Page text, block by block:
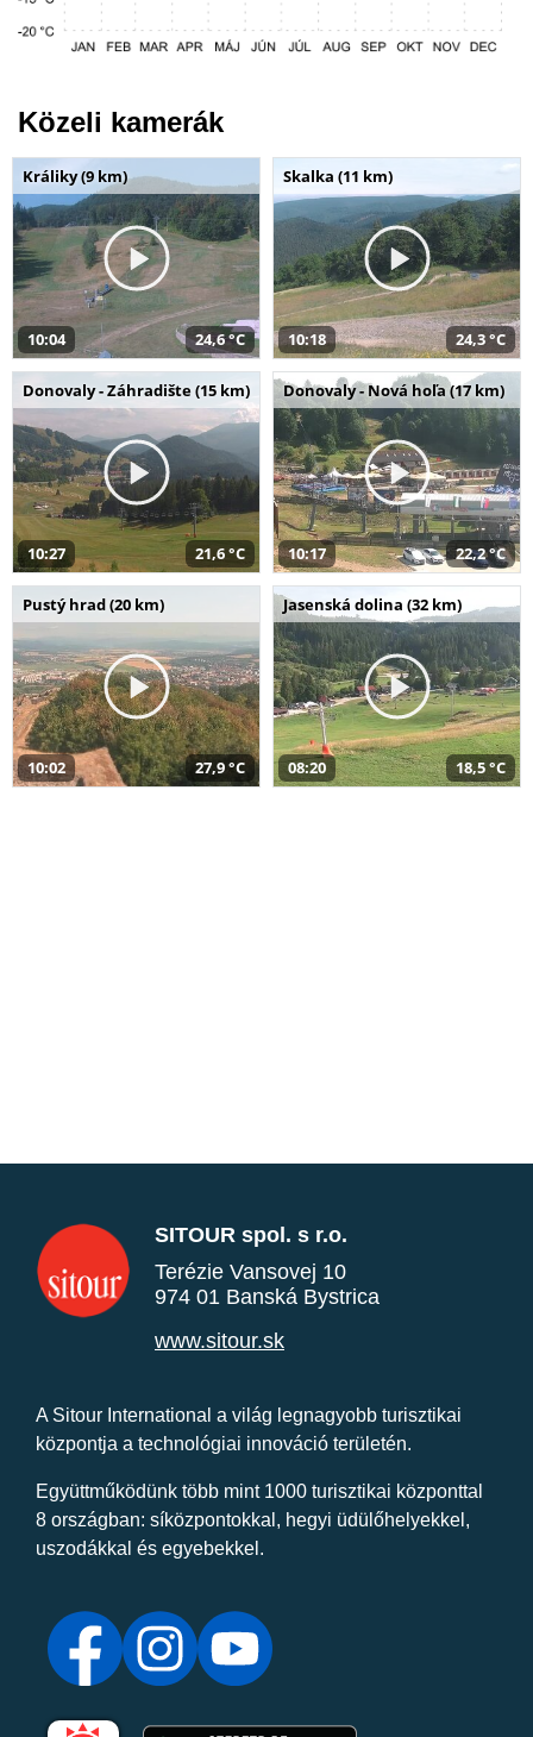
Közeli kamerák
Králiky (9 km)
10:04 24,6 °C
Skalka (11 km)
10:18 24,3 °C
Donovaly - Záhradište (15 km)
10:27 21,6 °C
Donovaly - Nová hoľa (17 km)
10:17 22,2 °C
Pustý hrad (20 km)
10:02 27,9 °C
Jasenská dolina (32 km)
08:20 18,5 °C
SITOUR spol. s r.o.
Terézie Vansovej 10
974 01 Banská Bystrica
www.sitour.sk
A Sitour International a világ legnagyobb turisztikai
központja a technológiai innováció területén.
Együttműködünk több mint 1000 turisztikai központtal
8 országban: síközpontokkal, hegyi üdülőhelyekkel,
uszodákkal és egyebekkel.